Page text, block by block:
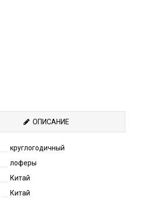
ОПИСАНИЕ
круглогодичный
лоферы
Китай
Китай